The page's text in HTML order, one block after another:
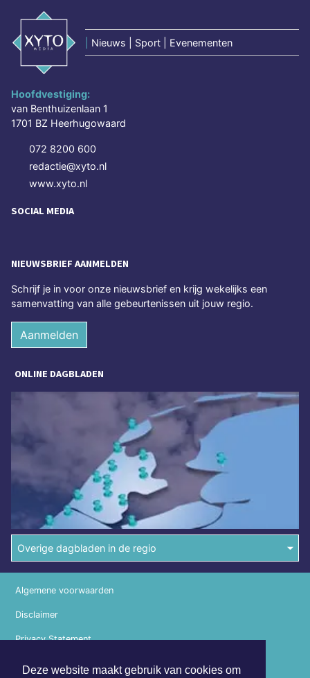
Deze website maakt gebruik van cookies om
Nieuws | Sport | Evenementen
Hoofdvestiging:
van Benthuizenlaan 1
1701 BZ Heerhugowaard
072 8200 600
redactie@xyto.nl
www.xyto.nl
SOCIAL MEDIA
NIEUWSBRIEF AANMELDEN
Schrijf je in voor onze nieuwsbrief en krijg wekelijks een
samenvatting van alle gebeurtenissen uit jouw regio.
Aanmelden
ONLINE DAGBLADEN
Overige dagbladen in de regio
Copyright (c) 2026 | Bosschedagblad.nl - Alle rechten
Algemene voorwaarden
Disclaimer
Privacy Statement